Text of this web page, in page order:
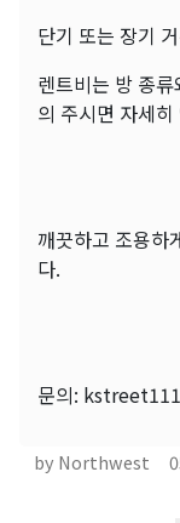
단기 또는 장기
렌트비는 방 종
의 주시면 자세
깨끗하고 조용하
다.
문의:
by Northwest